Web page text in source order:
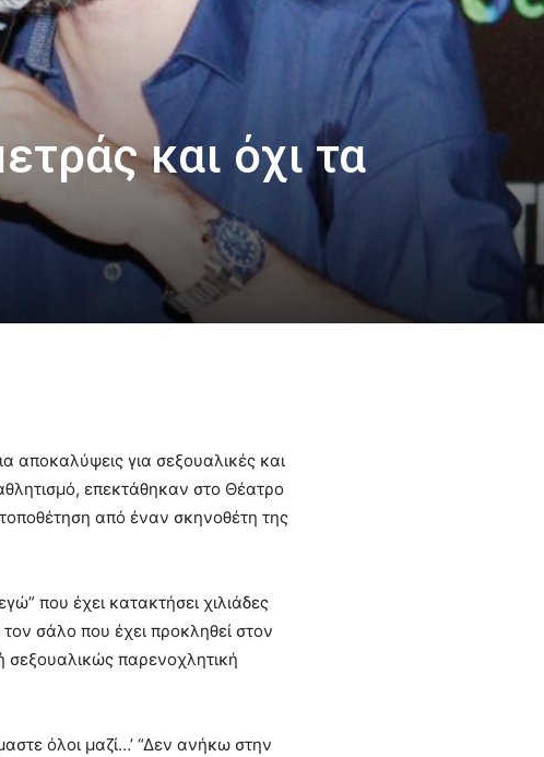
και όχι τα
αποκαλύψεις για σεξουαλικές και
επεκτάθηκαν στο Θέατρο
από έναν σκηνοθέτη της
που έχει κατακτήσει χιλιάδες
σάλο που έχει προκληθεί στον
σεξουαλικώς παρενοχλητική
όλοι μαζί…’ “Δεν ανήκω στην